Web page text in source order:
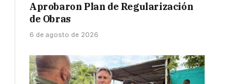
Aprobaron Plan de Regularización
de Obras
6 de agosto de 2026